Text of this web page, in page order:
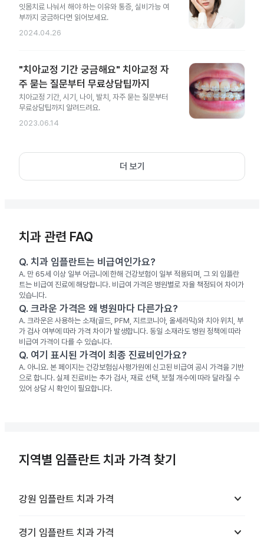
잇몸치료 나눠서 해야 하는 이유와 통증, 실비가능 여
부까지 궁금하다면 읽어보세요.
2024.04.26
"치아교정 기간 궁금해요" 치아교정 자
주 묻는 질문부터 무료상담팁까지
치아교정 기간, 시기, 나이, 발치, 자주 묻는 질문부터
무료상담팁까지 알려드려요.
2023.06.14
더 보기
치과 관련 FAQ
Q. 치과 임플란트는 비급여인가요?
A. 만 65세 이상 일부 어금니에 한해 건강보험이 일부 적용되며, 그 외 임플란
트는 비급여 진료에 해당합니다. 비급여 가격은 병원별로 자율 책정되어 차이가
있습니다.
Q. 크라운 가격은 왜 병원마다 다른가요?
A. 크라운은 사용하는 소재(골드, PFM, 지르코니아, 올세라믹)와 치아 위치, 부
가 검사 여부에 따라 가격 차이가 발생합니다. 동일 소재라도 병원 정책에 따라
비급여 가격이 다를 수 있습니다.
Q. 여기 표시된 가격이 최종 진료비인가요?
A. 아니요. 본 페이지는 건강보험심사평가원에 신고된 비급여 공시 가격을 기반
으로 합니다. 실제 진료비는 추가 검사, 재료 선택, 보철 개수에 따라 달라질 수
있어 상담 시 확인이 필요합니다.
지역별 임플란트 치과 가격 찾기
강원 임플란트 치과 가격 keyboard_arrow_down
경기 임플란트 치과 가격 keyboard_arrow_down